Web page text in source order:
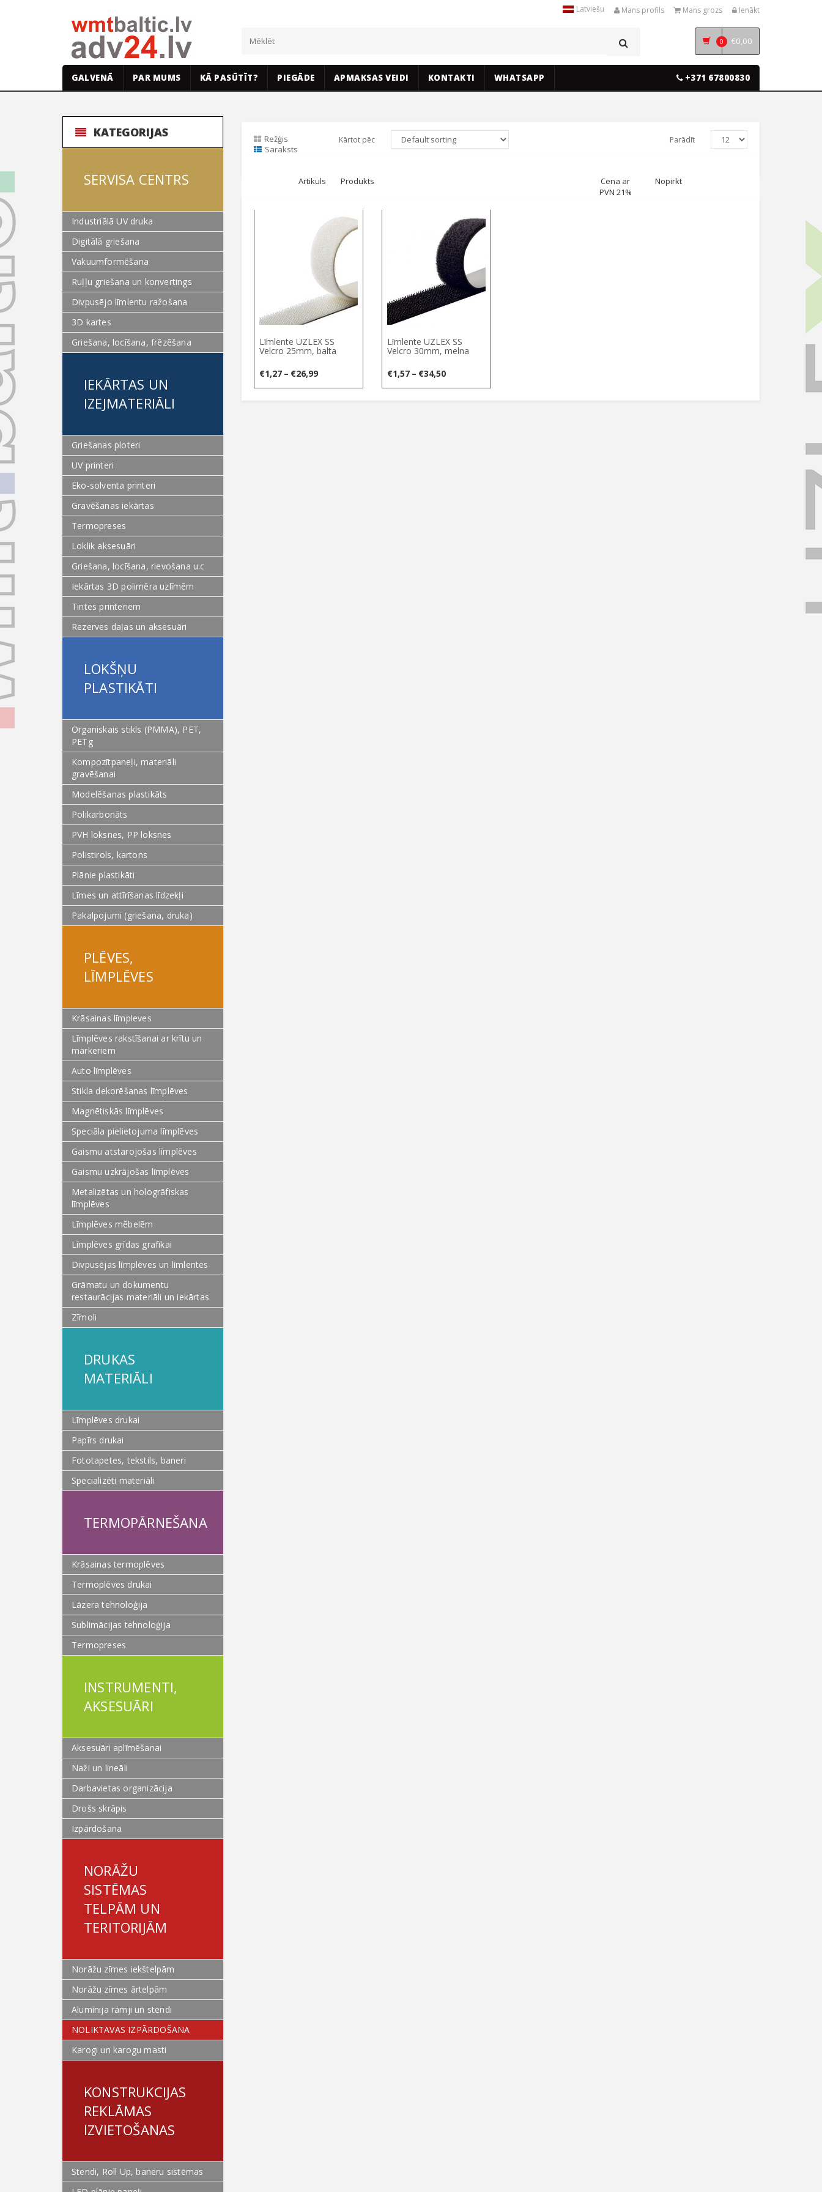
Latviešu Mans profils Mans grozs Ienākt
0 €0,00
GALVENĀ PAR MUMS KĀ PASŪTĪT? PIEGĀDE APMAKSAS VEIDI KONTAKTI WHATSAPP +371 67800830
KATEGORIJAS
SERVISA CENTRS
Industriālā UV druka
Digitālā griešana
Vakuumformēšana
Ruļļu griešana un konvertings
Divpusējo līmlentu ražošana
3D kartes
Griešana, locīšana, frēzēšana
IEKĀRTAS UN
IZEJMATERIĀLI
Griešanas ploteri
UV printeri
Eko-solventa printeri
Gravēšanas iekārtas
Termopreses
Loklik aksesuāri
Griešana, locīšana, rievošana u.c
Iekārtas 3D polimēra uzlīmēm
Tintes printeriem
Rezerves daļas un aksesuāri
LOKŠŅU
PLASTIKĀTI
Organiskais stikls (PMMA), PET,
PETg
Kompozītpaneļi, materiāli
gravēšanai
Modelēšanas plastikāts
Polikarbonāts
PVH loksnes, PP loksnes
Polistirols, kartons
Plānie plastikāti
Līmes un attīrīšanas līdzekļi
Pakalpojumi (griešana, druka)
PLĒVES,
LĪMPLĒVES
Krāsainas līmpleves
Līmplēves rakstīšanai ar krītu un
markeriem
Auto līmplēves
Stikla dekorēšanas līmplēves
Magnētiskās līmplēves
Speciāla pielietojuma līmplēves
Gaismu atstarojošas līmplēves
Gaismu uzkrājošas līmplēves
Metalizētas un hologrāfiskas
līmplēves
Līmplēves mēbelēm
Līmplēves grīdas grafikai
Divpusējas līmplēves un līmlentes
Grāmatu un dokumentu
restaurācijas materiāli un iekārtas
Zīmoli
DRUKAS
MATERIĀLI
Līmplēves drukai
Papīrs drukai
Fototapetes, tekstils, baneri
Specializēti materiāli
TERMOPĀRNEŠANA
Krāsainas termoplēves
Termoplēves drukai
Lāzera tehnoloģija
Sublimācijas tehnoloģija
Termopreses
INSTRUMENTI,
AKSESUĀRI
Aksesuāri aplīmēšanai
Naži un lineāli
Darbavietas organizācija
Drošs skrāpis
Izpārdošana
NORĀŽU
SISTĒMAS
TELPĀM UN
TERITORIJĀM
Norāžu zīmes iekštelpām
Norāžu zīmes ārtelpām
Alumīnija rāmji un stendi
NOLIKTAVAS IZPĀRDOŠANA
Karogi un karogu masti
KONSTRUKCIJAS
REKLĀMAS
IZVIETOŠANAS
Stendi, Roll Up, baneru sistēmas
Režģis
Saraksts
Kārtot pēc Parādīt
Artikuls Produkts
Cena ar
PVN 21%
Nopirkt
Līmlente UZLEX SS
Velcro 25mm, balta
€1,27 – €26,99Price
range:
Select options
Līmlente UZLEX SS
Velcro 30mm, melna
€1,57 – €34,50Price
range:
Select options